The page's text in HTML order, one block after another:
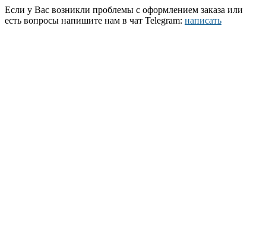
Если у Вас возникли проблемы с оформлением заказа или
есть вопросы напишите нам в чат Telegram: написать